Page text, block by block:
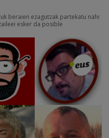
beraien ezagutzak partekatu nahi
esker da posible